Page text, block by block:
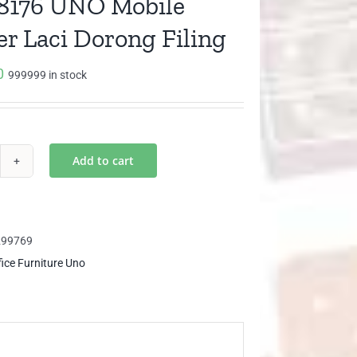
Laci Dorong Filing
999999 in stock
Add to cart
Furniture Uno